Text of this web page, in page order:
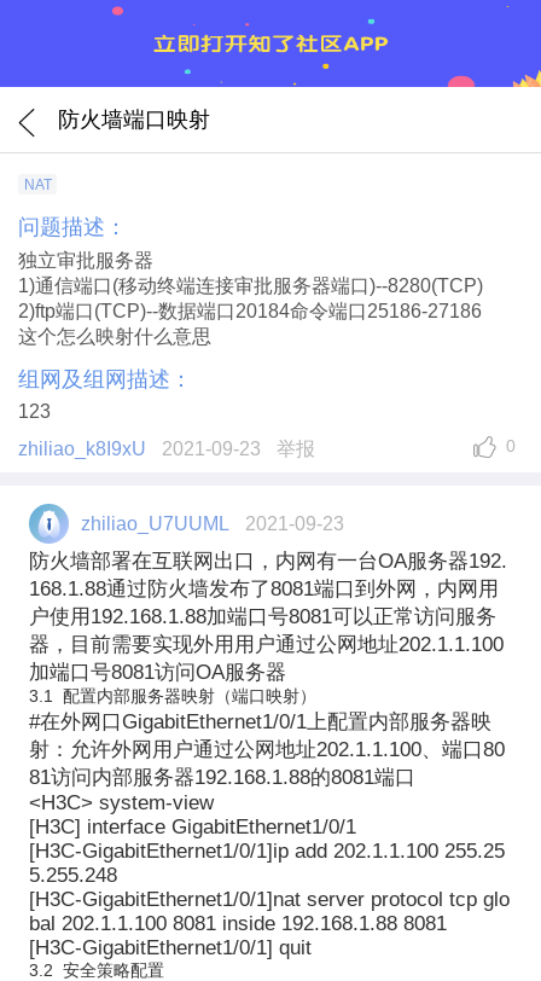
防火墙端口映射
NAT
问题描述：
独立审批服务器
1)通信端口(移动终端连接审批服务器端口)--8280(TCP)
2)ftp端口(TCP)--数据端口20184命令端口25186-27186
这个怎么映射什么意思
组网及组网描述：
123
zhiliao_k8I9xU
2021-09-23 举报 0
zhiliao_U7UUML 2021-09-23
防火墙部署在互联网出口，内网有一台OA服务器192.
168.1.88通过防火墙发布了8081端口到外网，内网用
户使用 192.168.1.88加端口号8081可以正常访问服务
器，目前需要实现外用用户通过公网地址202.1.1.100
加端口号8081访问OA服务器
3.1 配置内部服务器映射（端口映射）
#在外网口 GigabitEthernet1/0/1上配置内部服务器映
射：允许外网用户通过公网地址202.1.1.100、端口80
81访问内部服务器192.168.1.88的8081端口
<H3C> system-view
[H3C] interface GigabitEthernet1/0/1
[H3C-GigabitEthernet1/0/1]ip add 202.1.1.100 255.25
5.255.248
[H3C-GigabitEthernet1/0/1]nat server protocol tcp glo
bal 202.1.1.100 8081 inside 192.168.1.88 8081
[H3C-GigabitEthernet1/0/1] quit
3.2 安全策略配置